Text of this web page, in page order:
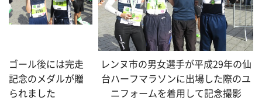
ゴール後には完走
記念のメダルが贈
られました
レンヌ市の男女選手が平成29年の仙
台ハーフマラソンに出場した際のユ
ニフォームを着用して記念撮影